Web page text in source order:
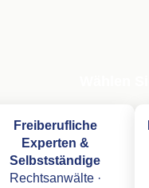
Freiberufliche
Experten &
Selbstständige
Rechtsanwälte ·